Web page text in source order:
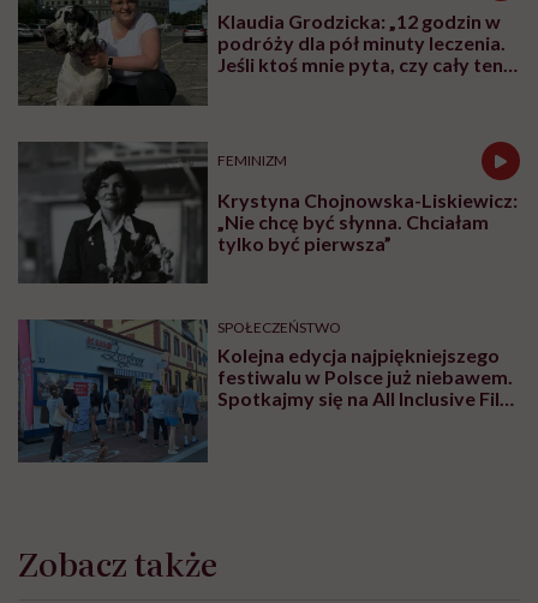
Badania wykazały również, że w grupie
podwyższonego ryzyka znajdują się kobiety palące
papierosy. Jednak aż w 60–90 proc. przypadków
kobieta nie wie, dlaczego jej ciało działa inaczej.
Generalnie według szacunków POI dotyczy od 1 do
3,5 proc. kobiet w ogólnej populacji.
Najczęściej są to zaburzenia miesiączkowania: cykle
stają się nieregularne, pojawia się skąpe krwawienie
lub całkowity brak miesiączki. W badaniach widzimy
wysoki poziom FSH – hormonu folikulotropowego,
funkcjonować jak w menopauzie; spada libido,